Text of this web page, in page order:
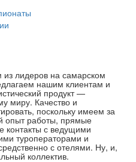
из лидеров на самарском
нашим клиентам и
продукт —
миру. Качество и
поскольку имеем за
опыт работы, прямые
контакты с ведущими
туроператорами и
с отелями. Ну, и,
коллектив.